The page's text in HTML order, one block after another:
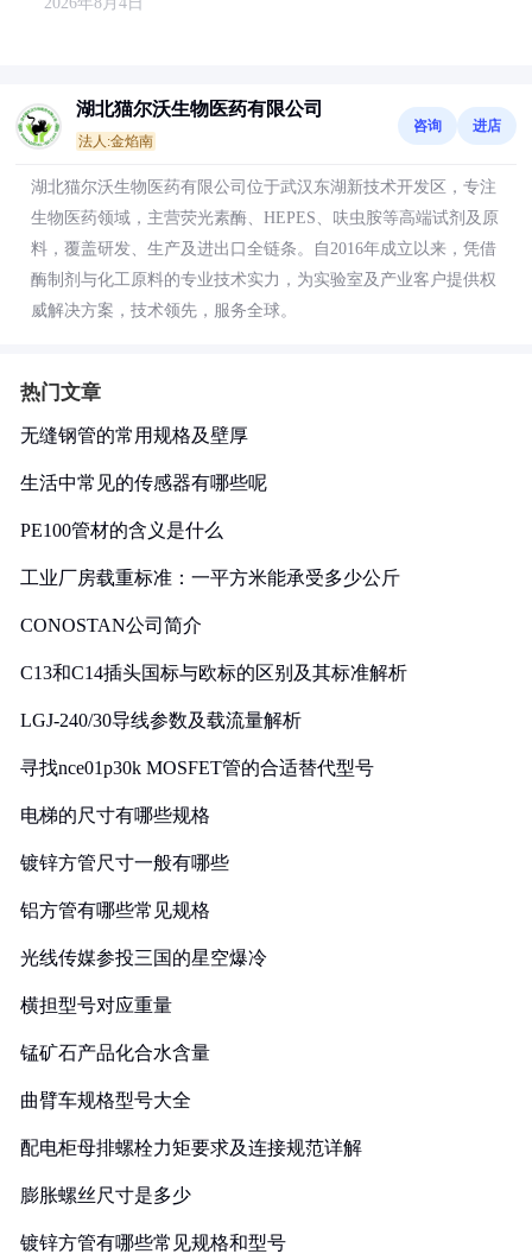
湖北猫尔沃生物医药有限公司
法人:金焰南
咨询 进店
湖北猫尔沃生物医药有限公司位于武汉东湖新技术开发区，专注
生物医药领域，主营荧光素酶、HEPES、呋虫胺等高端试剂及原
料，覆盖研发、生产及进出口全链条。自2016年成立以来，凭借
酶制剂与化工原料的专业技术实力，为实验室及产业客户提供权
威解决方案，技术领先，服务全球。
热门文章
无缝钢管的常用规格及壁厚
生活中常见的传感器有哪些呢
PE100管材的含义是什么
工业厂房载重标准：一平方米能承受多少公斤
CONOSTAN公司简介
C13和C14插头国标与欧标的区别及其标准解析
LGJ-240/30导线参数及载流量解析
寻找nce01p30k MOSFET管的合适替代型号
电梯的尺寸有哪些规格
镀锌方管尺寸一般有哪些
铝方管有哪些常见规格
光线传媒参投三国的星空爆冷
横担型号对应重量
锰矿石产品化合水含量
曲臂车规格型号大全
配电柜母排螺栓力矩要求及连接规范详解
膨胀螺丝尺寸是多少
镀锌方管有哪些常见规格和型号